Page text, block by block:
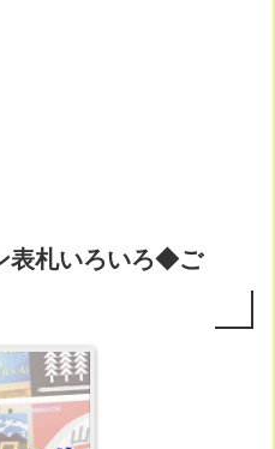
表札いろいろ◆ご